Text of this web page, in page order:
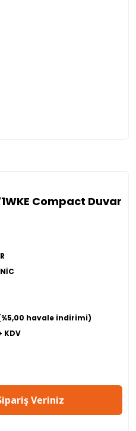
Compact Duvar
havale indirimi)
KDV
Veriniz